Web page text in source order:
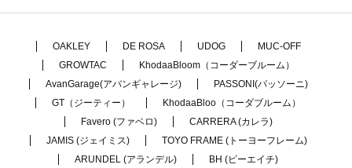
OAKLEY DE ROSA UDOG
MUC-OFF
GROWTAC
KhodaaBloom（コーダーブルーム）
AvanGarage(アバンギャレージ)
PASSONI(パッソーニ)
GT（ジーティー）
KhodaaBloo（コーダブルーム）
Favero (ファベロ)
CARRERA (カレラ)
JAMIS (ジェイミス)
TOYO FRAME (トーヨーフレーム)
ARUNDEL (アランデル)
BH (ビーエイチ)